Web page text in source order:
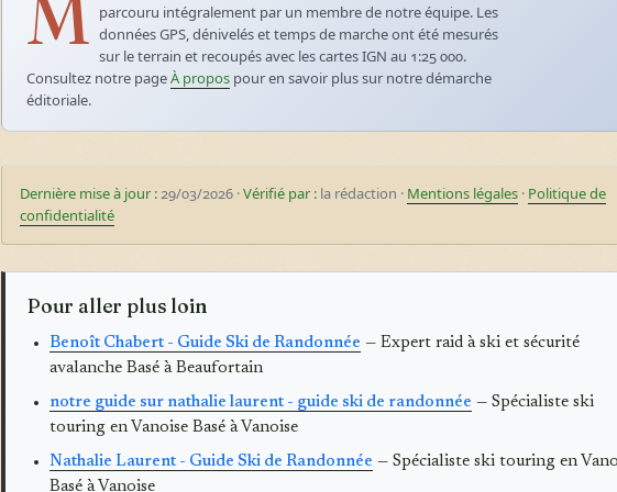
parcouru intégralement par un membre de notre équipe. Les
données GPS, dénivelés et temps de marche ont été mesurés
sur le terrain et recoupés avec les cartes IGN au 1:25 000.
Consultez notre pageÀ propos pour en savoir plus sur notre démarche
éditoriale.
Dernière mise à jour :29/03/2026 ·Vérifié par : la rédaction · Mentions légales · Politique de
confidentialité
Pour aller plus loin
Benoît Chabert - Guide Ski de Randonnée — Expert raid à ski et sécurité
avalanche Basé à Beaufortain
notre guide sur nathalie laurent - guide ski de randonnée — Spécialiste ski
touring en Vanoise Basé à Vanoise
Nathalie Laurent - Guide Ski de Randonnée — Spécialiste ski touring en
Basé à Vanoise